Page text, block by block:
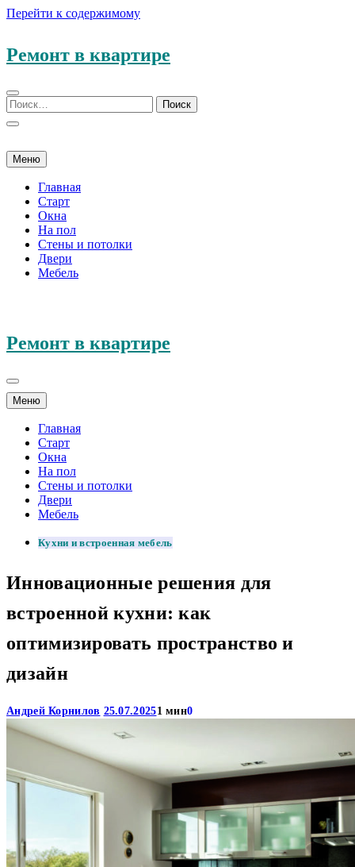
Перейти к содержимому
Ремонт в квартире
Меню
Главная
Старт
Окна
На пол
Стены и потолки
Двери
Мебель
Ремонт в квартире
Меню
Главная
Старт
Окна
На пол
Стены и потолки
Двери
Мебель
Кухни и встроенная мебель
Инновационные решения для
встроенной кухни: как
оптимизировать пространство и
дизайн
Андрей Корнилов 25.07.20251 мин0